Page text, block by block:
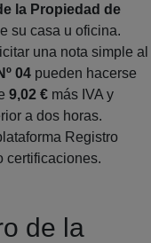
la Propiedad de
su casa u oficina.
una nota simple al
04 pueden hacerse
9,02 € más IVA y
a dos horas.
Registro
certificaciones.
de la